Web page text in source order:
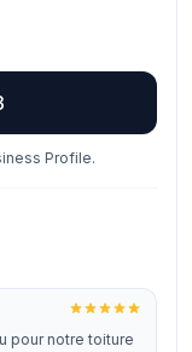
Profile.
pour notre toiture